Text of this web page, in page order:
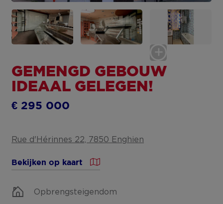
GEMENGD GEBOUW
IDEAAL GELEGEN!
€ 295 000
Rue d'Hérinnes 22, 7850 Enghien
Bekijken op kaart
Opbrengsteigendom